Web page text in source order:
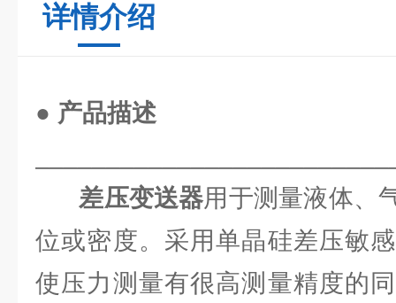
详情介绍
● 产品描述
差压变送器用于测量液体、
位或密度。采用单晶硅差压敏
使压力测量有很高测量精度的